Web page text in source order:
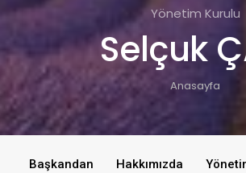
Yönetim Kurulu
Selçuk
Anasayfa
Başkandan Hakkımızda